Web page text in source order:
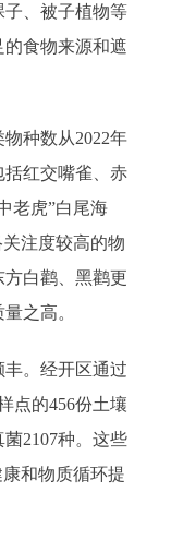
子、被子植物等
食物来源和遮
种数从2022年
括红交嘴雀、赤
老虎”白尾海
注度较高的物
白鹳、黑鹳更
之高。
。经开区通过
点的456份土壤
2107种。这些
和物质循环提